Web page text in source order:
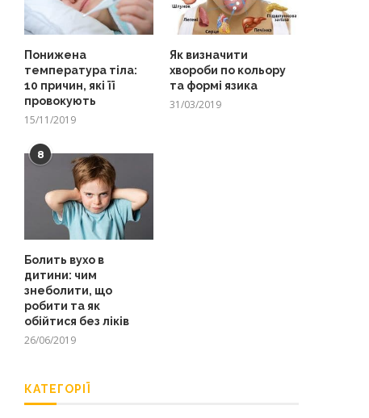
Понижена
температура тіла:
10 причин, які її
провокують
15/11/2019
Як визначити
хвороби по кольору
та формі язика
31/03/2019
8
Болить вухо в
дитини: чим
знеболити, що
робити та як
обійтися без ліків
26/06/2019
КАТЕГОРІЇ